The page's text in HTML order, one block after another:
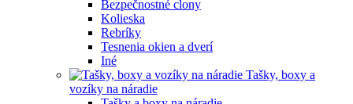
Bezpečnostné clony
Kolieska
Rebríky
Tesnenia okien a dverí
Iné
Tašky, boxy a
vozíky na náradie